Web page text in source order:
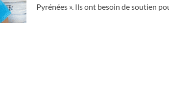
Pyrénées ». Ils ont besoin de soutien